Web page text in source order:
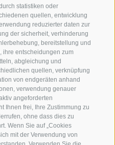
statistiken oder
quellen, entwicklung
reduzierter daten zur
der sicherheit, verhinderung
bereitstellung und
ihre entscheidungen zum
abgleichung und
quellen, verknüpfung
von endgeräten anhand
verwendung genauer
angeforderten
Ihnen frei, Ihre Zustimmung zu
ohne dass dies zu
Wenn Sie auf „Cookies
mit der Verwendung von
UNS
765 325